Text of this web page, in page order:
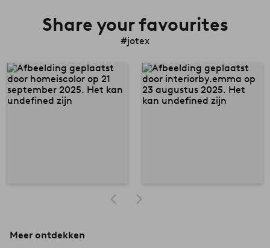
Share your favourites
#jotex
Meer ontdekken